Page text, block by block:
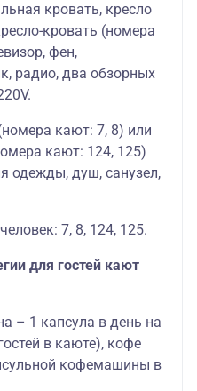
кровать, кресло
кровать (номера
фен,
радио, два обзорных
кают: 7, 8) или
кают: 124, 125)
одежды, душ, санузел,
7, 8, 124, 125.
для гостей кают
– 1 капсула в день на
в каюте), кофе
кофемашины в